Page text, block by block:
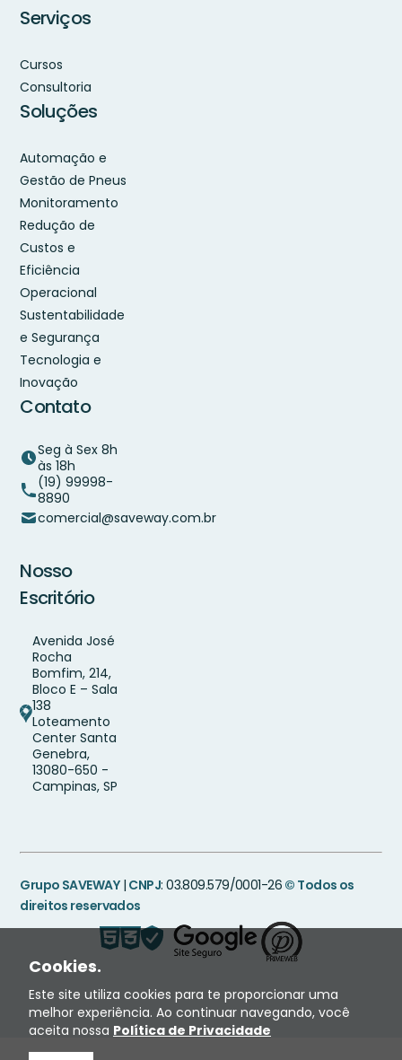
Serviços
Cursos
Consultoria
Soluções
Automação e
Gestão de Pneus
Monitoramento
Redução de
Custos e
Eficiência
Operacional
Sustentabilidade
e Segurança
Tecnologia e
Inovação
Contato
Seg à Sex 8h
às 18h
(19) 99998-
8890
comercial@saveway.com.br
Nosso
Escritório
Avenida José
Rocha
Bomfim, 214,
Bloco E – Sala
138
Loteamento
Center Santa
Genebra,
13080-650 -
Campinas, SP
Grupo SAVEWAY| CNPJ: 03.809.579/0001-26 © Todos os
direitos reservados
Cookies.
Este site utiliza cookies para te proporcionar uma
melhor experiência. Ao continuar navegando, você
aceita nossa Política de Privacidade